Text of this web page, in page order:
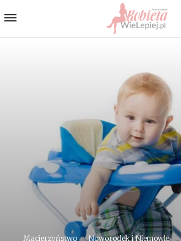
Macierzyństwo Noworodek i Niemowlę